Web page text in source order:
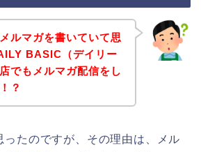
ルマガを書いていて思
BASIC（デイリー
でもメルマガ配信をし
？
ったのですが、その理由は、メル